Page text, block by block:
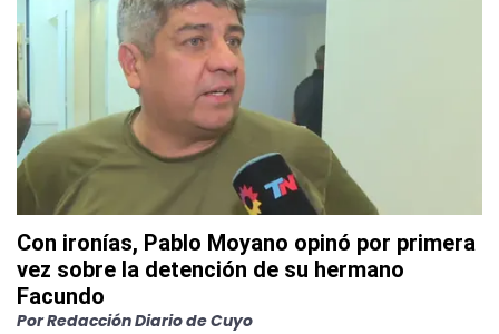
Con ironías, Pablo Moyano opinó por primera
vez sobre la detención de su hermano
Facundo
PorRedacción Diario de Cuyo